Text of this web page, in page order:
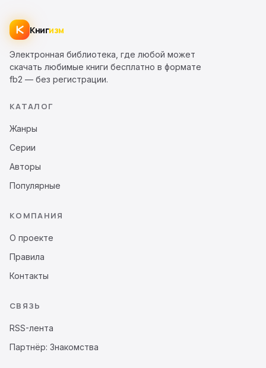
Книгизм
Электронная библиотека, где любой может
скачать любимые книги бесплатно в формате
fb2 — без регистрации.
КАТАЛОГ
Жанры
Серии
Авторы
Популярные
КОМПАНИЯ
О проекте
Правила
Контакты
СВЯЗЬ
RSS-лента
Партнёр: Знакомства